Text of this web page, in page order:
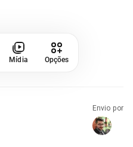
Mídia Opções
Envio por